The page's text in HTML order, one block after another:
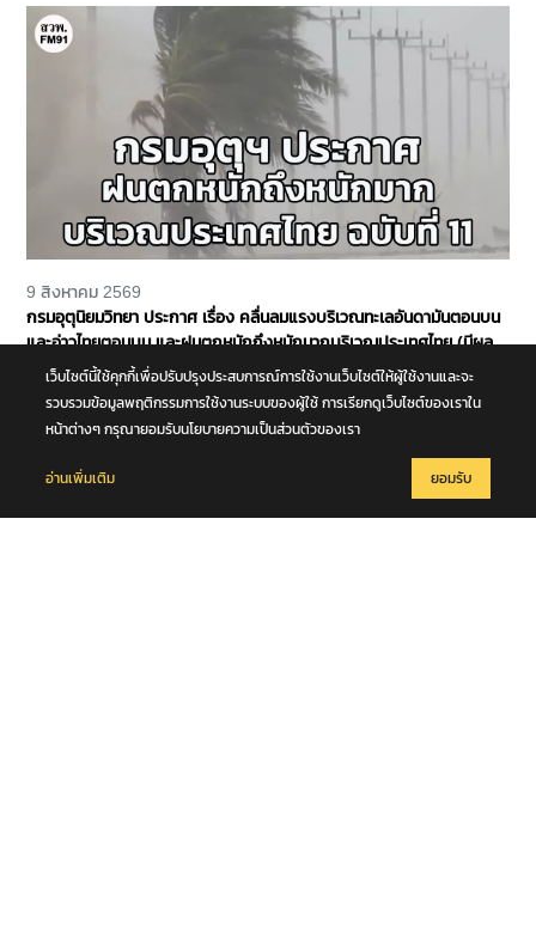
9 สิงหาคม 2569
กรมอุตุนิยมวิทยา ประกาศ เรื่อง คลื่นลมแรงบริเวณทะเลอันดามันตอนบน
และอ่าวไทยตอนบน และฝนตกหนักถึงหนักมากบริเวณประเทศไทย (มีผลก
ระทบจนถึงวันที่ 9 สิงหาคม 2569) ฉบับที่ 11
เว็บไซต์นี้ใช้คุกกี้เพื่อปรับปรุงประสบการณ์การใช้งานเว็บไซต์ให้ผู้ใช้งานและจะ
รวบรวมข้อมูลพฤติกรรมการใช้งานระบบของผู้ใช้ การเรียกดูเว็บไซต์ของเราใน
หน้าต่างๆ กรุณายอมรับนโยบายความเป็นส่วนตัวของเรา
อ่านเพิ่มเติม ยอมรับ